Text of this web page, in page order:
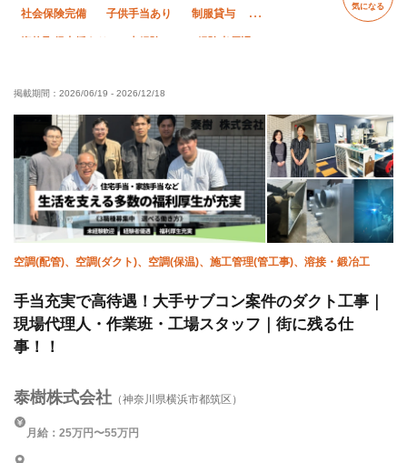
社会保険完備 子供手当あり 制服貸与
車・バイク通勤OK 転勤なし
気になる
掲載期間： 2026/06/19 - 2026/12/18
空調(配管)、空調(ダクト)、空調(保温)、施工管理(管工事)、溶接・鍛冶工
手当充実で高待遇！大手サブコン案件のダクト工事｜
現場代理人・作業班・工場スタッフ｜街に残る仕
事！！
泰樹株式会社 （神奈川県横浜市都筑区）
月給：25万円〜55万円